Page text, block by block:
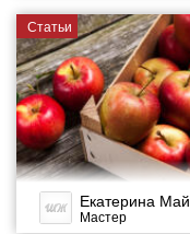
Статьи
Екатерина
Мастер